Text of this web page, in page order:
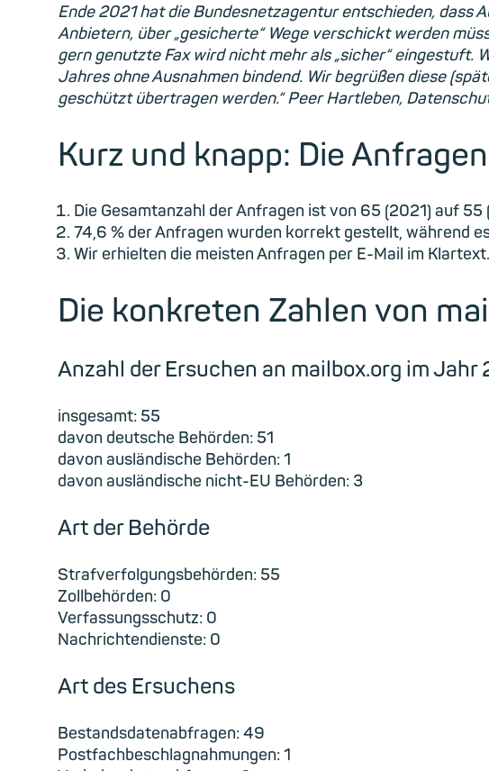
Ende 2021 hat die Bundesnetzagentur entschieden, dass
Anbietern, über „gesicherte“ Wege verschickt werden
gern genutzte Fax wird nicht mehr als „sicher“ eingestuft.
Jahres ohne Ausnahmen bindend. Wir begrüßen diese
geschützt übertragen werden.“ Peer Hartleben,
Kurz und knapp: Die
Die Gesamtanzahl der Anfragen ist von 65 (2021) auf 55
74,6 % der Anfragen wurden korrekt gestellt, während
Wir erhielten die meisten Anfragen per E-Mail im Klartext.
Die konkreten Zahlen von
Anzahl der Ersuchen an mailbox.org im Jahr
insgesamt: 55
davon deutsche Behörden: 51
davon ausländische Behörden: 1
davon ausländische nicht-EU Behörden: 3
Art der Behörde
Strafverfolgungsbehörden: 55
Zollbehörden: 0
Verfassungsschutz: 0
Nachrichtendienste: 0
Art des Ersuchens
Bestandsdatenabfragen: 49
Postfachbeschlagnahmungen: 1